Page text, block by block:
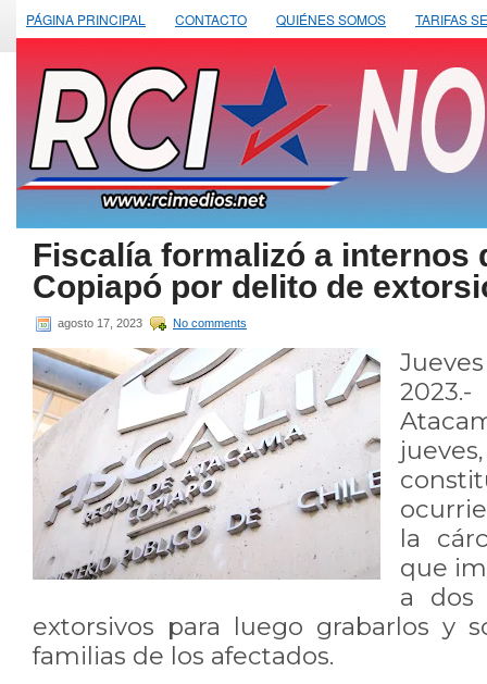
PÁGINA PRINCIPAL CONTACTO QUIÉNES SOMOS TARIFAS
Fiscalía formalizó a internos
Copiapó por delito de
agosto 17, 2023 No comments
la
que
a dos
extorsivos para luego grabarlos y
familias de los afectados.